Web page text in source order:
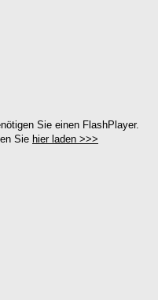
Sie einen FlashPlayer.
Sie hier laden >>>